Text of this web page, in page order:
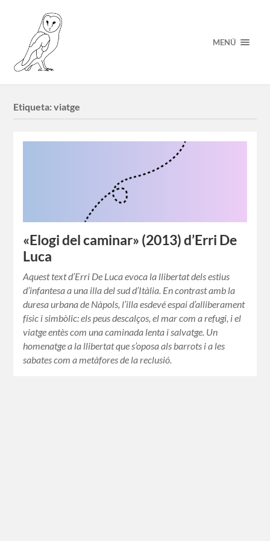
MENÚ
Etiqueta:viatge
«Elogi del caminar» (2013) d’Erri De
Luca
Aquest text d’Erri De Luca evoca la llibertat dels estius
d’infantesa a una illa del sud d’Itàlia. En contrast amb la
duresa urbana de Nàpols, l’illa esdevé espai d’alliberament
físic i simbòlic: els peus descalços, el mar com a refugi, i el
viatge entès com una caminada lenta i salvatge. Un
homenatge a la llibertat que s’oposa als barrots i a les
sabates com a metàfores de la reclusió.